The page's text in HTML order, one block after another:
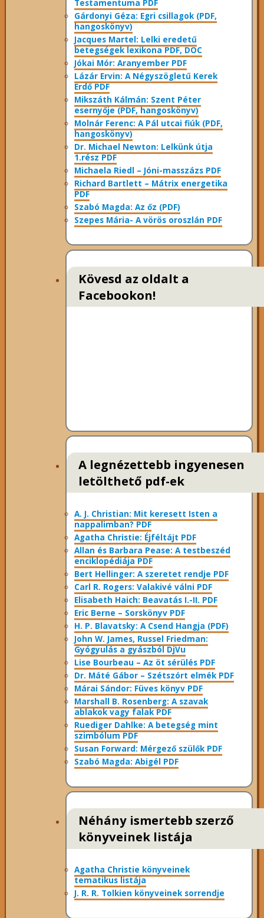
Testamentuma PDF
Gárdonyi Géza: Egri csillagok (PDF,
hangoskönyv)
Jacques Martel: Lelki eredetű
betegségek lexikona PDF, DOC
Jókai Mór: Aranyember PDF
Lázár Ervin: A Négyszögletű Kerek
Erdő PDF
Mikszáth Kálmán: Szent Péter
esernyője (PDF, hangoskönyv)
Molnár Ferenc: A Pál utcai fiúk (PDF,
hangoskönyv)
Dr. Michael Newton: Lelkünk útja
1.rész PDF
Michaela Riedl – Jóni-masszázs PDF
Richard Bartlett – Mátrix energetika
PDF
Szabó Magda: Az őz (PDF)
Szepes Mária- A vörös oroszlán PDF
Kövesd az oldalt a
Facebookon!
A legnézettebb ingyenesen
letölthető pdf-ek
A. J. Christian: Mit keresett Isten a
nappalimban? PDF
Agatha Christie: Éjféltájt PDF
Allan és Barbara Pease: A testbeszéd
enciklopédiája PDF
Bert Hellinger: A ​szeretet rendje PDF
Carl R. Rogers: Valakivé válni PDF
Elisabeth Haich: Beavatás I.-II. PDF
Eric Berne – Sorskönyv PDF
H. P. Blavatsky: A Csend Hangja (PDF)
John W. James, Russel Friedman:
Gyógyulás a gyászból DjVu
Lise Bourbeau – Az öt sérülés PDF
Dr. Máté Gábor – Szétszórt elmék PDF
Márai Sándor: Füves könyv PDF
Marshall B. Rosenberg: A szavak
ablakok vagy falak PDF
Ruediger Dahlke: A betegség mint
szimbólum PDF
Susan Forward: Mérgező szülők PDF
Szabó Magda: Abigél PDF
Néhány ismertebb szerző
könyveinek listája
Agatha Christie könyveinek
tematikus listája
J. R. R. Tolkien könyveinek sorrendje